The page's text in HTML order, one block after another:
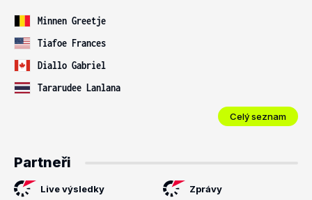
Minnen Greetje
Tiafoe Frances
Diallo Gabriel
Tararudee Lanlana
Celý seznam
Partneři
Live výsledky Zprávy